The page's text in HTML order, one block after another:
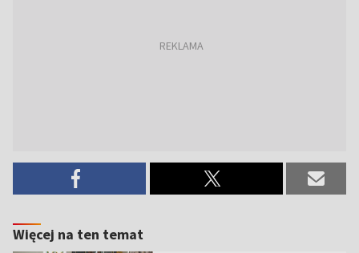
Więcej na ten temat